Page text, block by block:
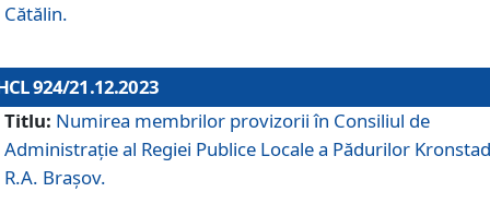
Cătălin.
924/21.12.2023
Titlu: Numirea membrilor provizorii în Consiliul de
Administraţie al Regiei Publice Locale a Pădurilor
R.A. Brașov.